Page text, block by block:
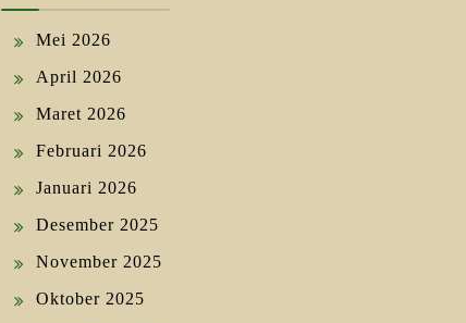
Mei 2026
April 2026
Maret 2026
Februari 2026
Januari 2026
Desember 2025
November 2025
Oktober 2025